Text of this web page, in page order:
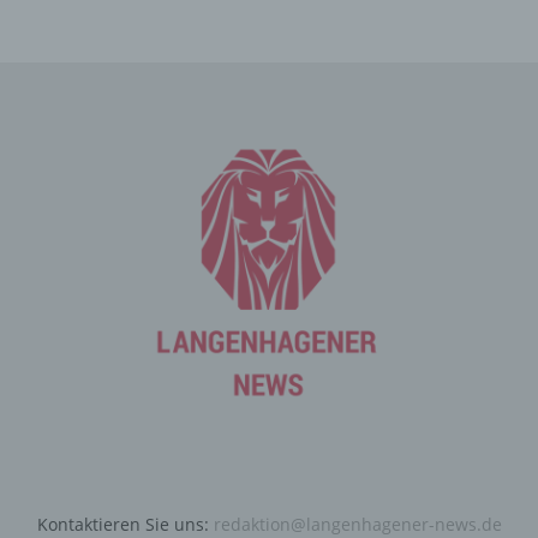
Kontaktieren Sie uns: redaktion@langenhagener-news.de
Internetbrowser oder andere Softwareprogramme
gelöscht werden. Dies ist in allen gängigen
Internetbrowsern möglich. Deaktiviert die betroffene
Person die Setzung von Cookies in dem genutzten
Internetbrowser, sind unter Umständen nicht alle
Funktionen unserer Internetseite vollumfänglich nutzbar.
Erfassung von allgemeinen Daten
und Informationen